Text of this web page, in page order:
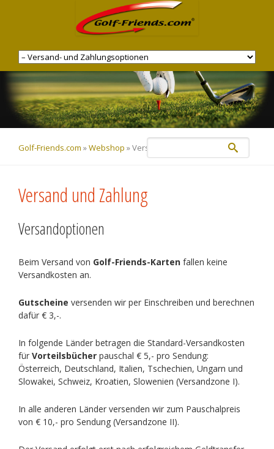
Navigation
überspringen
Golf-Friends.com »Webshop »Versand und Zahlung
Versand und Zahlung
Versandoptionen
Beim Versand von Golf-Friends-Kartenfallen keine
Versandkosten an.
Gutscheine versenden wir per Einschreiben und berechnen
dafür € 3,-.
In folgende Länder betragen die Standard-Versandkosten
für Vorteilsbücherpauschal € 5,- pro Sendung:
Österreich, Deutschland, Italien, Tschechien, Ungarn und
Slowakei, Schweiz, Kroatien, Slowenien (Versandzone I).
In alle anderen Länder versenden wir zum Pauschalpreis
von € 10,- pro Sendung (Versandzone II).